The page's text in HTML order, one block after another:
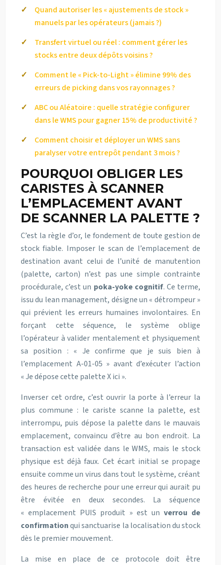
Quand autoriser les « ajustements de stock »
manuels par les opérateurs (jamais ?)
Transfert virtuel ou réel : comment gérer les
stocks entre deux dépôts voisins ?
Comment le « Pick-to-Light » élimine 99% des
erreurs de picking dans vos rayonnages ?
ABC ou Aléatoire : quelle stratégie configurer
dans le WMS pour gagner 15% de productivité ?
Comment choisir et déployer un WMS sans
paralyser votre entrepôt pendant 3 mois ?
POURQUOI OBLIGER LES
CARISTES À SCANNER
L’EMPLACEMENT AVANT
DE SCANNER LA PALETTE ?
C’est la règle d’or, le fondement de toute gestion de
stock fiable. Imposer le scan de l’emplacement de
destination avant celui de l’unité de manutention
(palette, carton) n’est pas une simple contrainte
procédurale, c’est un poka-yoke cognitif. Ce terme,
issu du lean management, désigne un « détrompeur »
qui prévient les erreurs humaines involontaires. En
forçant cette séquence, le système oblige
l’opérateur à valider mentalement et physiquement
sa position : « Je confirme que je suis bien à
l’emplacement A-01-05 » avant d’exécuter l’action
« Je dépose cette palette X ici ».
Inverser cet ordre, c’est ouvrir la porte à l’erreur la
plus commune : le cariste scanne la palette, est
interrompu, puis dépose la palette dans le mauvais
emplacement, convaincu d’être au bon endroit. La
transaction est validée dans le WMS, mais le stock
physique est déjà faux. Cet écart initial se propage
ensuite comme un virus dans tout le système, créant
des heures de recherche pour une erreur qui aurait pu
être évitée en deux secondes. La séquence
« emplacement PUIS produit » est un verrou de
confirmationqui sanctuarise la localisation du stock
dès le premier mouvement.
La mise en place de ce protocole doit être